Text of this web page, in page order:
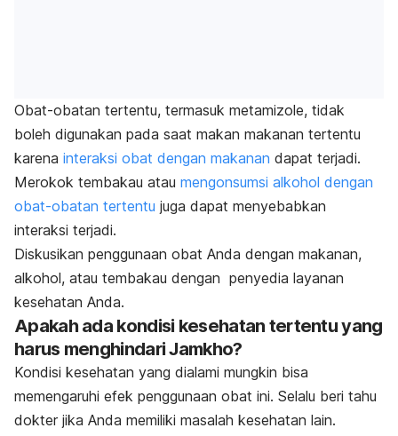
Obat-obatan tertentu, termasuk metamizole, tidak
boleh digunakan pada saat makan makanan tertentu
karena interaksi obat dengan makanan dapat terjadi.
Merokok tembakau atau mengonsumsi alkohol dengan
obat-obatan tertentu juga dapat menyebabkan
interaksi terjadi.
Diskusikan penggunaan obat Anda dengan makanan,
alkohol, atau tembakau dengan penyedia layanan
kesehatan Anda.
Apakah ada kondisi kesehatan tertentu yang
harus menghindari Jamkho?
Kondisi kesehatan yang dialami mungkin bisa
memengaruhi efek penggunaan obat ini. Selalu beri tahu
dokter jika Anda memiliki masalah kesehatan lain.